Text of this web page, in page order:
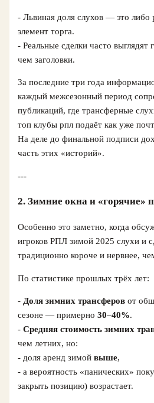
- Львиная доля слухов — это либо
элемент торга.
- Реальные сделки часто выглядят
чем заголовки.
За последние три года
каждый межсезонный период
публикаций, где трансферные
топ клубы рпл подаёт как уже
На деле до финальной подписи
часть этих «историй».
---
2. Зимние окна и «горячие»
Особенно это заметно, когда
игроков РПЛ зимой 2025 слухи и
традиционно короче и нервнее,
По статистике прошлых трёх лет:
- Доля зимних трансферов от
сезоне — примерно30–40%.
-Средняя стоимость зимних
чем летних, но:
- доля аренд зимойвыше,
- а вероятность «панических»
закрыть позицию) возрастает.